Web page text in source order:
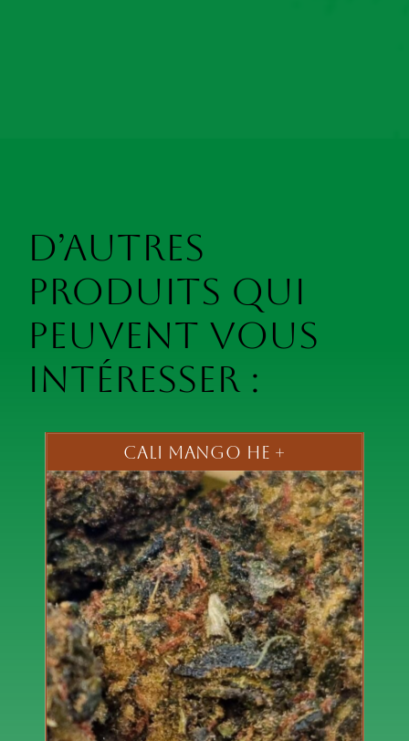
D’autres
produits qui
peuvent vous
intéresser :
CALI MANGO HE +